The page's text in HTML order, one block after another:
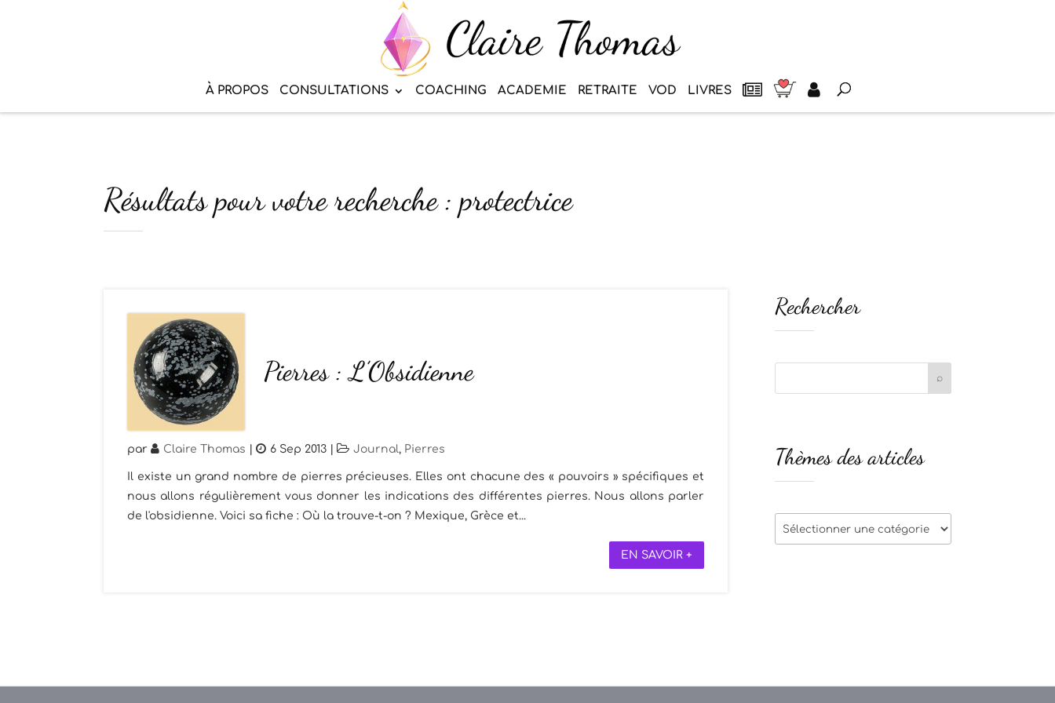
À PROPOS CONSULTATIONS COACHING ACADEMIE RETRAITE VOD LIVRES
Résultats pour votre recherche : protectrice
Pierres : L’Obsidienne
par Claire Thomas | 6 Sep 2013 | Journal, Pierres
Il existe un grand nombre de pierres précieuses. Elles ont chacune des « pouvoirs » spécifiques et
nous allons régulièrement vous donner les indications des différentes pierres. Nous allons parler
de l'obsidienne. Voici sa fiche : Où la trouve-t-on ? Mexique, Grèce et...
EN SAVOIR +
Rechercher
Thèmes des articles
Thèmes
des